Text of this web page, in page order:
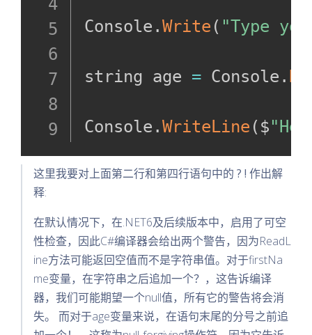
Console .Write ( "Type
string age = Console .
Console .WriteLine ( $
这里我要对上面第二行和第四行语句中的 ? ! 作出解
释:
在默认情况下，在.NET6及后续版本中，启用了可空
性检查，因此C#编译器会给出两个警告，因为ReadL
ine方法可能返回空值而不是字符串值。对于firstNa
me变量，在字符串之后追加一个？，这告诉编译
器，我们可能期望一个null值，所有它的警告将会消
失。 而对于age变量来说，在语句末尾的分号之前追